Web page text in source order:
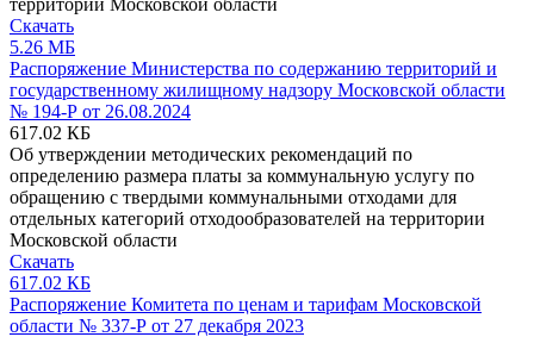
Скачать
5.26 МБ
Распоряжение Министерства по содержанию территорий и
государственному жилищному надзору Московской области
№ 194-Р от 26.08.2024
617.02 КБ
Об утверждении методических рекомендаций по
определению размера платы за коммунальную услугу по
обращению с твердыми коммунальными отходами для
отдельных категорий отходообразователей на территории
Московской области
Скачать
617.02 КБ
Распоряжение Комитета по ценам и тарифам Московской
области № 337-Р от 27 декабря 2023